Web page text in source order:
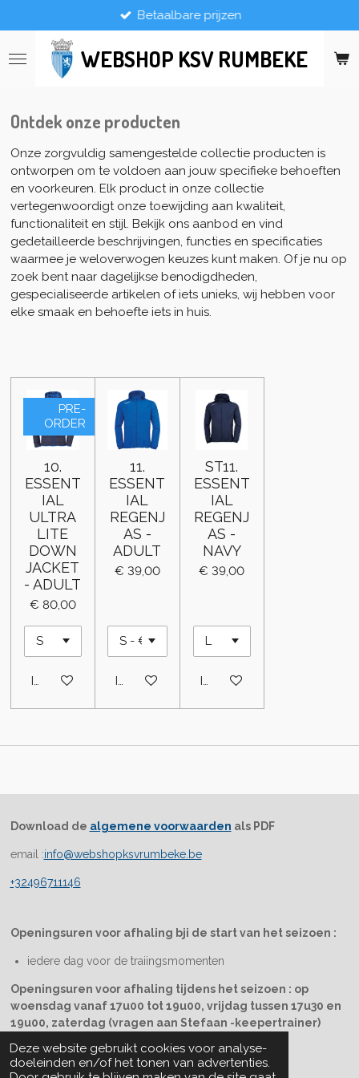
Deze website gebruikt cookies voor analyse-
doeleinden en/of het tonen van advertenties.
direct
naar
de
WEBSHOP KSV RUMBEKE
Betaalbare prijzen
Ontdek onze producten
Onze zorgvuldig samengestelde collectie producten is
ontworpen om te voldoen aan jouw specifieke behoeften
en voorkeuren. Elk product in onze collectie
vertegenwoordigt onze toewijding aan kwaliteit,
functionaliteit en stijl. Bekijk ons aanbod en vind
gedetailleerde beschrijvingen, functies en specificaties
waarmee je weloverwogen keuzes kunt maken. Of je nu op
zoek bent naar dagelijkse benodigdheden,
gespecialiseerde artikelen of iets unieks, wij hebben voor
elke smaak en behoefte iets in huis.
PRE-
ORDER
10.
ESSENT
IAL
ULTRA
LITE
DOWN
JACKET
- ADULT
€ 80,00
In winkelwagen
11.
ESSENT
IAL
REGENJ
AS -
ADULT
€ 39,00
In winkelwagen
ST11.
ESSENT
IAL
REGENJ
AS -
NAVY
€ 39,00
In winkelwagen
Download de algemene voorwaarden als PDF
email :info@webshopksvrumbeke.be
+32496711146
Openingsuren voor afhaling bji de start van het seizoen :
iedere dag voor de traiingsmomenten
Openingsuren voor afhaling tijdens het seizoen : op
woensdag vanaf 17u00 tot 19u00, vrijdag tussen 17u30 en
19u00, zaterdag (vragen aan Stefaan -keepertrainer)
Powered by JouwWeb